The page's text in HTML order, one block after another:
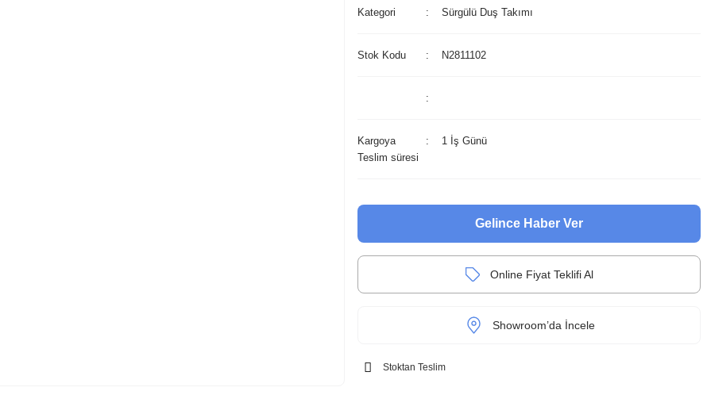
Kategori Sürgülü Duş Takımı
Stok Kodu N2811102
Kargoya
Teslim süresi
1 İş Günü
Gelince Haber Ver
Online Fiyat Teklifi Al
Showroom’da İncele
Stoktan Teslim